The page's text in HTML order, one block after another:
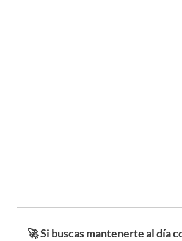
🚀 Si buscas mantenerte al día